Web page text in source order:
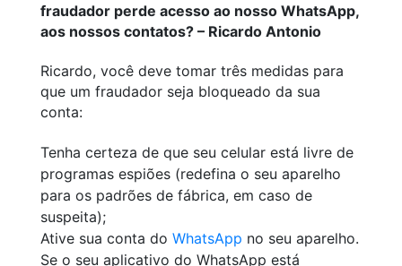
fraudador perde acesso ao nosso WhatsApp,
aos nossos contatos? – Ricardo Antonio
Ricardo, você deve tomar três medidas para
que um fraudador seja bloqueado da sua
conta:
Tenha certeza de que seu celular está livre de
programas espiões (redefina o seu aparelho
para os padrões de fábrica, em caso de
suspeita);
Ative sua conta do WhatsApp no seu aparelho.
Se o seu aplicativo do WhatsApp está